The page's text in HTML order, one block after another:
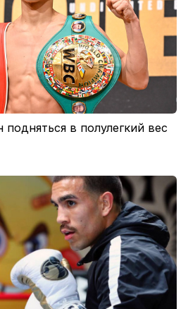
в полулегкий вес